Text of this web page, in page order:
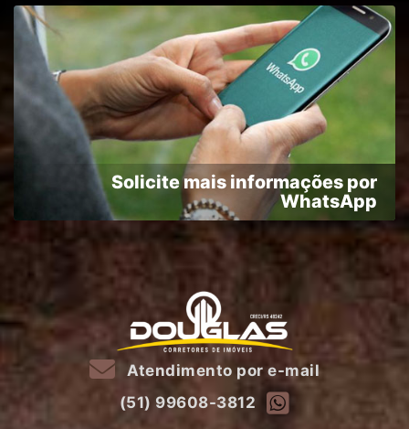
Solicite mais informações por
WhatsApp
Atendimento por e-mail
(51) 99608-3812